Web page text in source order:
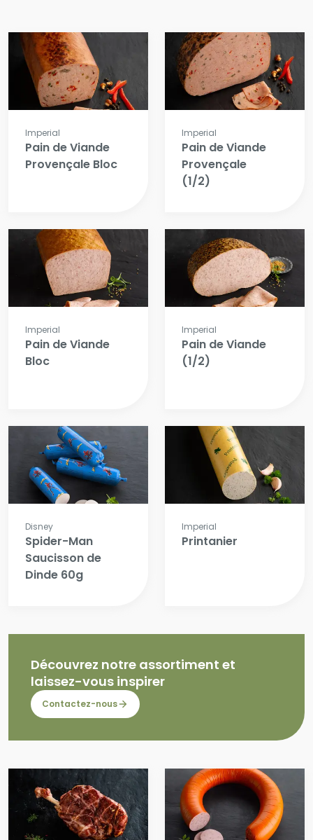
Imperial
Pain de Viande
Provençale Bloc
Imperial
Pain de Viande
Provençale
(1/2)
Imperial
Pain de Viande
Bloc
Imperial
Pain de Viande
(1/2)
Disney
Spider-Man
Saucisson de
Dinde 60g
Imperial
Printanier
Découvrez notre assortiment et
laissez-vous inspirer
Contactez-nous